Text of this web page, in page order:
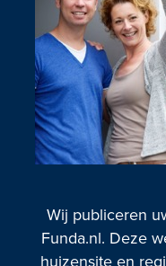
Wij publiceren
Funda.nl. Deze
huizensite en